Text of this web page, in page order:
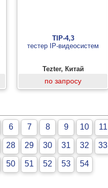
TIP-4,3
тестер IP-видеосистем
Tezter, Китай
по запросу
6 7 8 9 10 11
28 29 30 31 32 33
50 51 52 53 54